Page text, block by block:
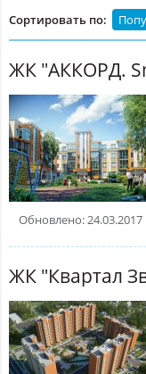
Сортировать по:
ЖК "АККОРД.
Обновлено: 24.03.2017
ЖК "Квартал